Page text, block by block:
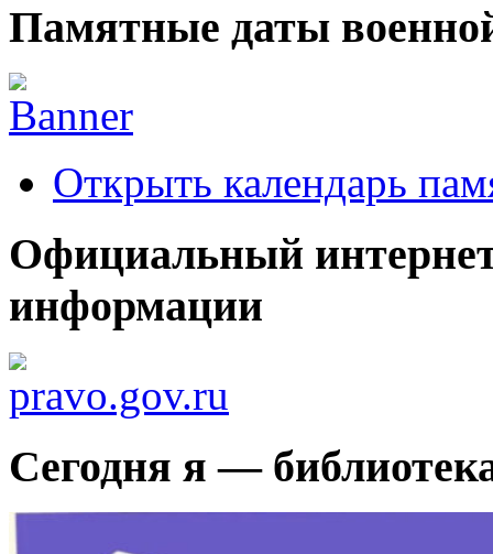
Памятные даты
Открыть календарь
Официальный
информации
Сегодня я —